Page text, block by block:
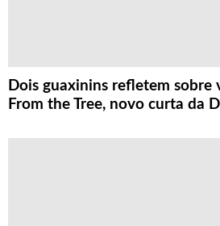
Dois guaxinins refletem sobre
From the Tree, novo curta da